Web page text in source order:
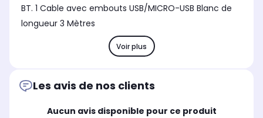
BT. 1 Cable avec embouts USB/MICRO-USB Blanc de
longueur 3 Mètres
Voir plus
Les avis de nos clients
Aucun avis disponible pour ce produit